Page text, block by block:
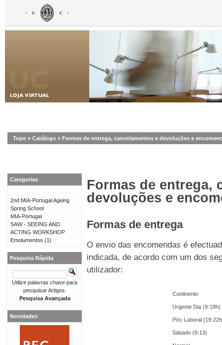
Topo » Catálogo » Formas de entrega, cancelamentos e devoluções e
Formas de entrega,
devoluções e
Formas de entrega
O envio das encomendas é
indicada, de acordo com um dos
utilizador:
Continente
Urgente Dia (9-18h)
Pós-Laboral (19-
Sábado (9-13)
Categorias
2nd MIA-Portugal Ageing
Spring School
MIA-Portugal
SAW - SEEING AND
ACTING WORKSHOP
Emolumentos (1)
Pesquisa Rápida
Utilize palavras chave para
pesquisar Artigos.
Pesquisa Avançada
Novidades